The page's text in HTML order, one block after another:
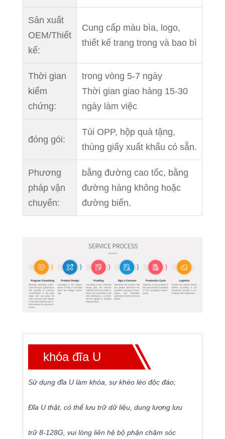
Sản xuất
OEM/Thiết
kế:
Cung cấp màu bìa, logo,
thiết kế trang trong và bao bì
Thời gian
kiểm
chứng:
trong vòng 5-7 ngày
Thời gian giao hàng 15-30
ngày làm việc
đóng gói:
Túi OPP, hộp quà tặng,
thùng giấy xuất khẩu có sẵn.
Phương
pháp vận
chuyển:
bằng đường cao tốc, bằng
đường hàng không hoặc
đường biển.
khóa đĩa U
Sử dụng đĩa U làm khóa, sự khéo léo độc đáo;
Đĩa U thật, có thể lưu trữ dữ liệu, dung lượng lưu
trữ 8-128G, vui lòng liên hệ bộ phận chăm sóc